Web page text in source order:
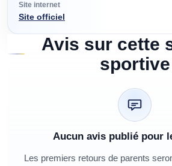
Site internet
Site officiel
Avis sur cette
sportive
Aucun avis publié pour
Les premiers retours de parents